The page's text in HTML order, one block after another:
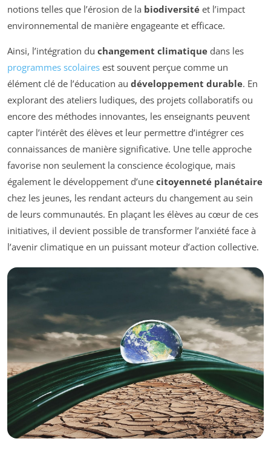
notions telles que l’érosion de la biodiversité et l’impact
environnemental de manière engageante et efficace.
Ainsi, l’intégration du changement climatique dans les
programmes scolaires est souvent perçue comme un
élément clé de l’éducation au développement durable. En
explorant des ateliers ludiques, des projets collaboratifs ou
encore des méthodes innovantes, les enseignants peuvent
capter l’intérêt des élèves et leur permettre d’intégrer ces
connaissances de manière significative. Une telle approche
favorise non seulement la conscience écologique, mais
également le développement d’une citoyenneté planétaire
chez les jeunes, les rendant acteurs du changement au sein
de leurs communautés. En plaçant les élèves au cœur de ces
initiatives, il devient possible de transformer l’anxiété face à
l’avenir climatique en un puissant moteur d’action collective.